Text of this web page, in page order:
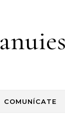
COMUNÍCATE